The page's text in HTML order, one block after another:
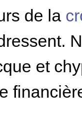
de la
et